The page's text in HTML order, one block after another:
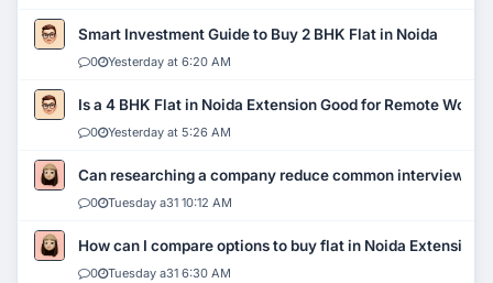
Smart Investment Guide to Buy 2 BHK Flat in Noida
0 Yesterday at 6:20 AM
Is a 4 BHK Flat in Noida Extension Good for Remote Work?
0 Yesterday at 5:26 AM
Can researching a company reduce common interview
0 Tuesday a31 10:12 AM
How can I compare options to buy flat in Noida Extension?
0 Tuesday a31 6:30 AM